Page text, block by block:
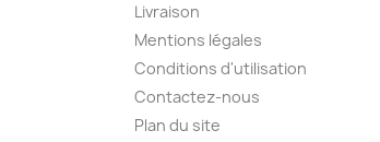
Livraison
Mentions légales
Conditions d'utilisation
Contactez-nous
Plan du site